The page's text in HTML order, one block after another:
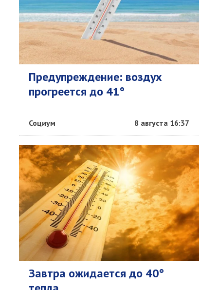
Предупреждение: воздух
прогреется до 41°
Социум 8 августа 16:37
Завтра ожидается до 40°